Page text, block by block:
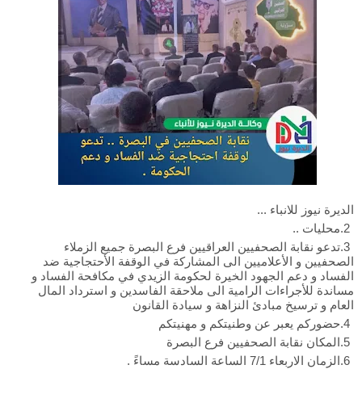
الديرة نيوز للانباء ...
محليات ..
تدعو نقابة الصحفيين العراقيين فرع البصرة جميع الزملاء
الصحفيين و الأعلاميين الى المشاركة في الوقفة الأحتجاجية ضد
الفساد و دعم الجهود الخيرة لحكومة الزيدي في مكافحة الفساد و
مساندة للأجراءات الرامية الى ملاحقة الفاسدين و استرداد المال
العام و ترسيخ مبادئ النزاهة و سيادة القانون
حضوركم يعبر عن وطنيتكم و مهنيتكم
المكان نقابة الصحفيين فرع البصرة
الزمان الاربعاء 7/1 الساعة السادسة مساءً .